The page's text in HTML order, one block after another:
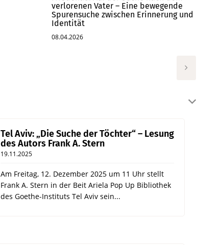
verlorenen Vater – Eine bewegende
Spurensuche zwischen Erinnerung und
Identität
08.04.2026
Tel Aviv: „Die Suche der Töchter“ – Lesung
des Autors Frank A. Stern
19.11.2025
Am Freitag, 12. Dezember 2025 um 11 Uhr stellt
Frank A. Stern in der Beit Ariela Pop Up Bibliothek
des Goethe-Instituts Tel Aviv sein...